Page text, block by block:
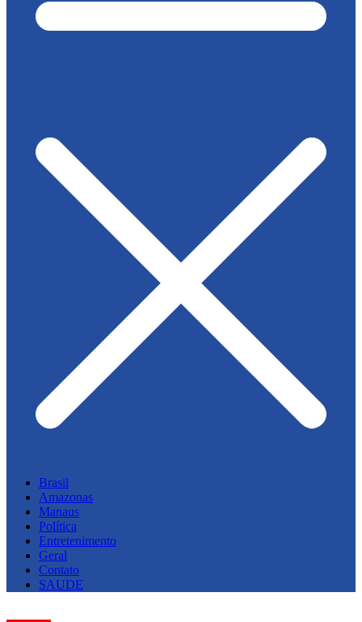
Brasil
Amazonas
Manaus
Política
Entretenimento
Geral
Contato
SAUDE